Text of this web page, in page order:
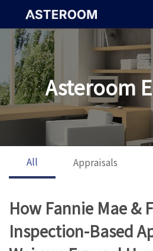
Asteroom
All Appraisals
How Fannie Mae &
Inspection-Based